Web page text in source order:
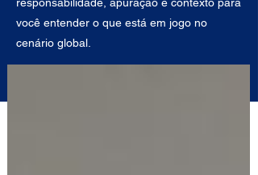
você entender o que está em jogo no
cenário global.